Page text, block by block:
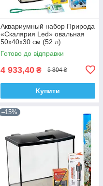
Аквариумный набор Природа
«Скалярия Led» овальная
50х40х30 см (52 л)
Готово до відправки
4 933,40 ₴ 5 804 ₴
Купити
–15%